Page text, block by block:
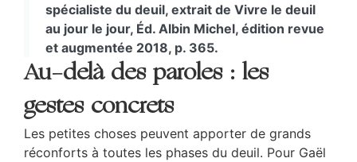
spécialiste du deuil, extrait de Vivre le deuil
au jour le jour, Éd. Albin Michel, édition revue
et augmentée 2018, p. 365.
Au-delà des paroles : les
gestes concrets
Les petites choses peuvent apporter de grands
réconforts à toutes les phases du deuil. Pour Gaël